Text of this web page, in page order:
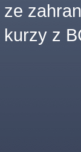
ze
kurzy z